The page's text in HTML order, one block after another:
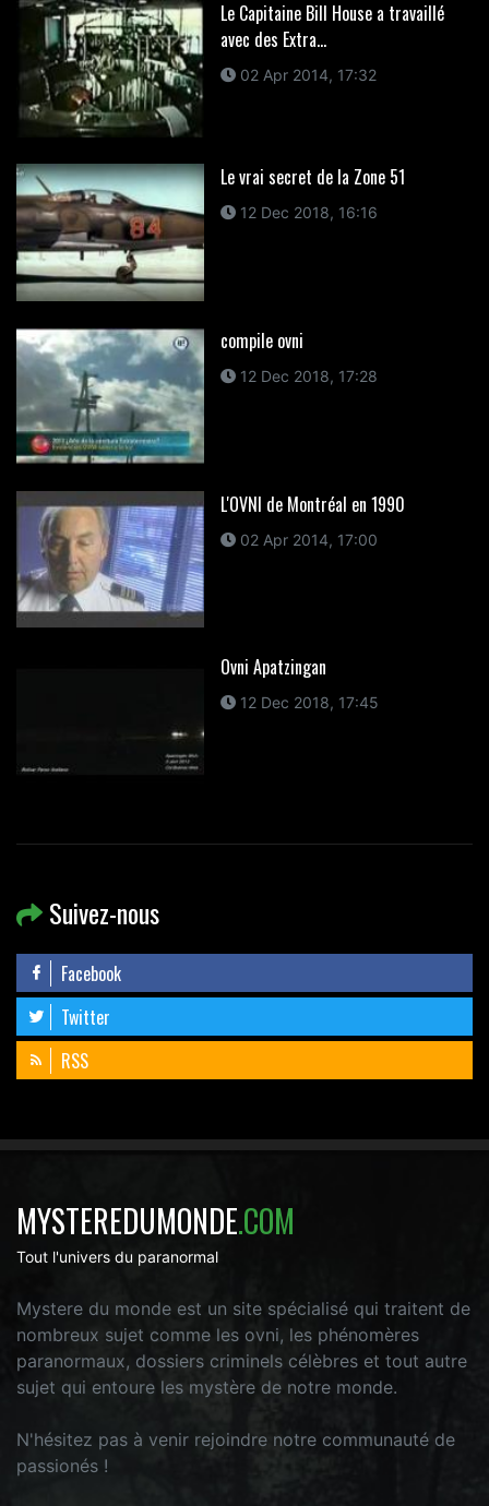
Le Capitaine Bill House a travaillé
avec des Extra...
02 Apr 2014, 17:32
Le vrai secret de la Zone 51
12 Dec 2018, 16:16
compile ovni
12 Dec 2018, 17:28
L'OVNI de Montréal en 1990
02 Apr 2014, 17:00
Ovni Apatzingan
12 Dec 2018, 17:45
Suivez-nous
Facebook
Twitter
RSS
MYSTEREDUMONDE.COM
Tout l'univers du paranormal
Mystere du monde est un site spécialisé qui traitent de
nombreux sujet comme les ovni, les phénomères
paranormaux, dossiers criminels célèbres et tout autre
sujet qui entoure les mystère de notre monde.
N'hésitez pas à venir rejoindre notre communauté de
passionés !